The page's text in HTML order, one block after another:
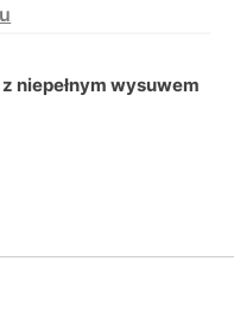
niepełnym wysuwem